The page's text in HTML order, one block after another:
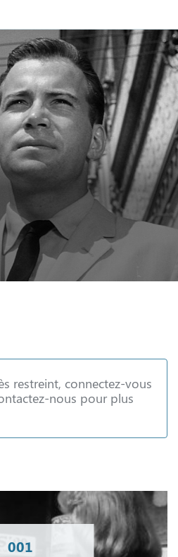
restreint, connectez-vous
nous pour plus
001